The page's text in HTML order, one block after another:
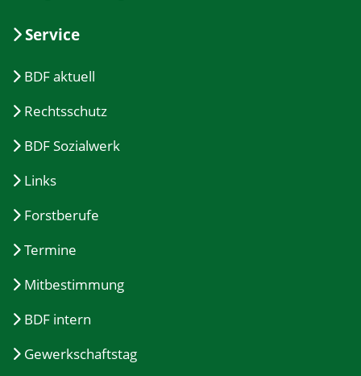
Service
BDF aktuell
Rechtsschutz
BDF Sozialwerk
Links
Forstberufe
Termine
Mitbestimmung
BDF intern
Gewerkschaftstag